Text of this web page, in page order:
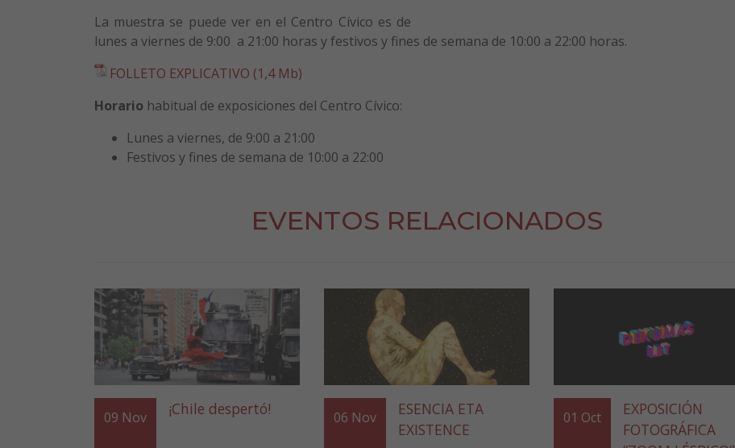
La muestra se puede ver en el Centro Cívico es de
lunes a viernes de 9:00 a 21:00 horas y festivos y fines de semana de 10:00 a 22:00 horas.
FOLLETO EXPLICATIVO (1,4 Mb)
Horario habitual de exposiciones del Centro Cívico:
Lunes a viernes, de 9:00 a 21:00
Festivos y fines de semana de 10:00 a 22:00
EVENTOS RELACIONADOS
09 Nov ¡Chile despertó! 06 Nov
ESENCIA ETA
EXISTENCE
01 Oct
EXPOSICIÓN
FOTOGRÁFICA